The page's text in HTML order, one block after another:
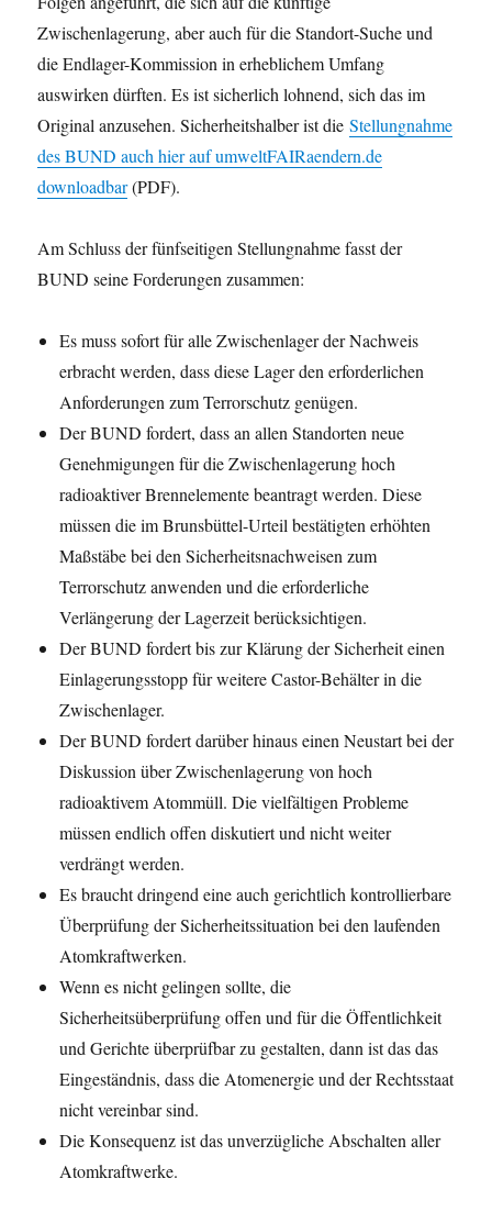
Zwischenlagerung, aber auch für die Standort-Suche und
die Endlager-Kommission in erheblichem Umfang
auswirken dürften. Es ist sicherlich lohnend, sich das im
Original anzusehen. Sicherheitshalber ist dieStellungnahme
des BUND auch hier auf umweltFAIRaendern.de
downloadbar(PDF).
Am Schluss der fünfseitigen Stellungnahme fasst der
BUND seine Forderungen zusammen:
Es muss sofort für alle Zwischenlager der Nachweis
erbracht werden, dass diese Lager den erforderlichen
Anforderungen zum Terrorschutz genügen.
Der BUND fordert, dass an allen Standorten neue
Genehmigungen für die Zwischenlagerung hoch
radioaktiver Brennelemente beantragt werden. Diese
müssen die im Brunsbüttel-Urteil bestätigten erhöhten
Maßstäbe bei den Sicherheitsnachweisen zum
Terrorschutz anwenden und die erforderliche
Verlängerung der Lagerzeit berücksichtigen.
Der BUND fordert bis zur Klärung der Sicherheit einen
Einlagerungsstopp für weitere Castor-Behälter in die
Zwischenlager.
Der BUND fordert darüber hinaus einen Neustart bei der
Diskussion über Zwischenlagerung von hoch
radioaktivem Atommüll. Die vielfältigen Probleme
müssen endlich offen diskutiert und nicht weiter
verdrängt werden.
Es braucht dringend eine auch gerichtlich kontrollierbare
Überprüfung der Sicherheitssituation bei den laufenden
Atomkraftwerken.
Wenn es nicht gelingen sollte, die
Sicherheitsüberprüfung offen und für die Öffentlichkeit
und Gerichte überprüfbar zu gestalten, dann ist das das
Eingeständnis, dass die Atomenergie und der Rechtsstaat
nicht vereinbar sind.
Die Konsequenz ist das unverzügliche Abschalten aller
Atomkraftwerke.